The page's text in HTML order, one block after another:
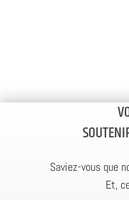
Saviez-vous que
Et,